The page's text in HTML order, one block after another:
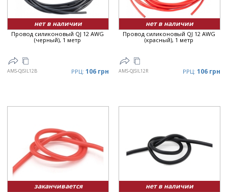
нет в наличии
Провод силиконовый QJ 12 AWG
(черный), 1 метр
AMS-QJSIL12B РРЦ: 106 грн
нет в наличии
Провод силиконовый QJ 12 AWG
(красный), 1 метр
AMS-QJSIL12R РРЦ: 106 грн
заканчивается нет в наличии